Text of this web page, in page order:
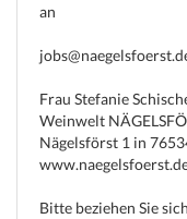
an
Frau Stefanie
Weinwelt
Nägelsförst 1 in
Bitte beziehen Sie